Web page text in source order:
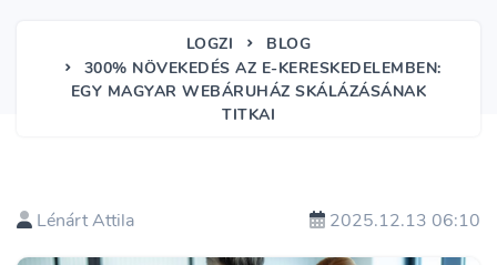
LOGZI
BLOG
300% NÖVEKEDÉS AZ E-KERESKEDELEMBEN:
EGY MAGYAR WEBÁRUHÁZ SKÁLÁZÁSÁNAK
TITKAI
Lénárt Attila 2025.12.13 06:10